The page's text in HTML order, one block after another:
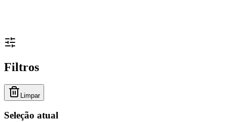
Filtros
Limpar
Seleção atual